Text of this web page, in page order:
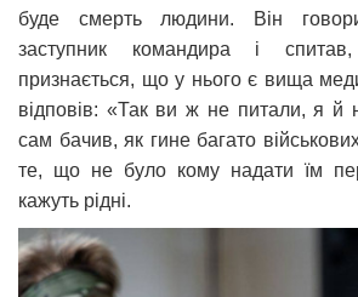
буде смерть людини. Він
заступник командира і
признається, що у нього є вища
відповів: «Так ви ж не питали, я й
сам бачив, як гине багато
те, що не було кому надати їм
кажуть рідні.